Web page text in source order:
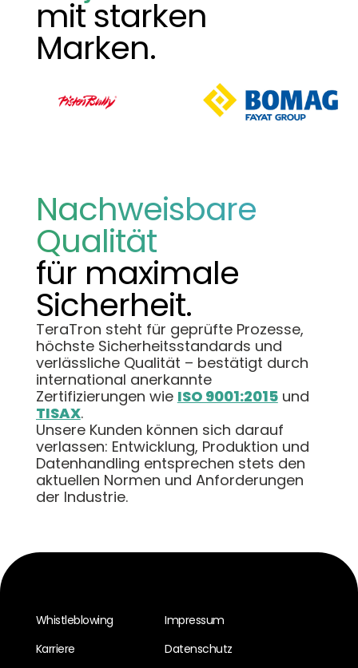
mit starken
Marken.
Nachweisbare
Qualität
für maximale
Sicherheit.
TeraTron steht für geprüfte Prozesse,
höchste Sicherheitsstandards und
verlässliche Qualität – bestätigt durch
international anerkannte
Zertifizierungen wie ISO 9001:2015und
TISAX.
Unsere Kunden können sich darauf
verlassen: Entwicklung, Produktion und
Datenhandling entsprechen stets den
aktuellen Normen und Anforderungen
der Industrie.
Whistleblowing
Karriere
Impressum
Datenschutz